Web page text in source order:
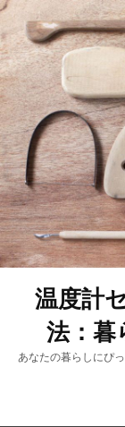
温度計
法：暮
あなたの暮らしにぴ